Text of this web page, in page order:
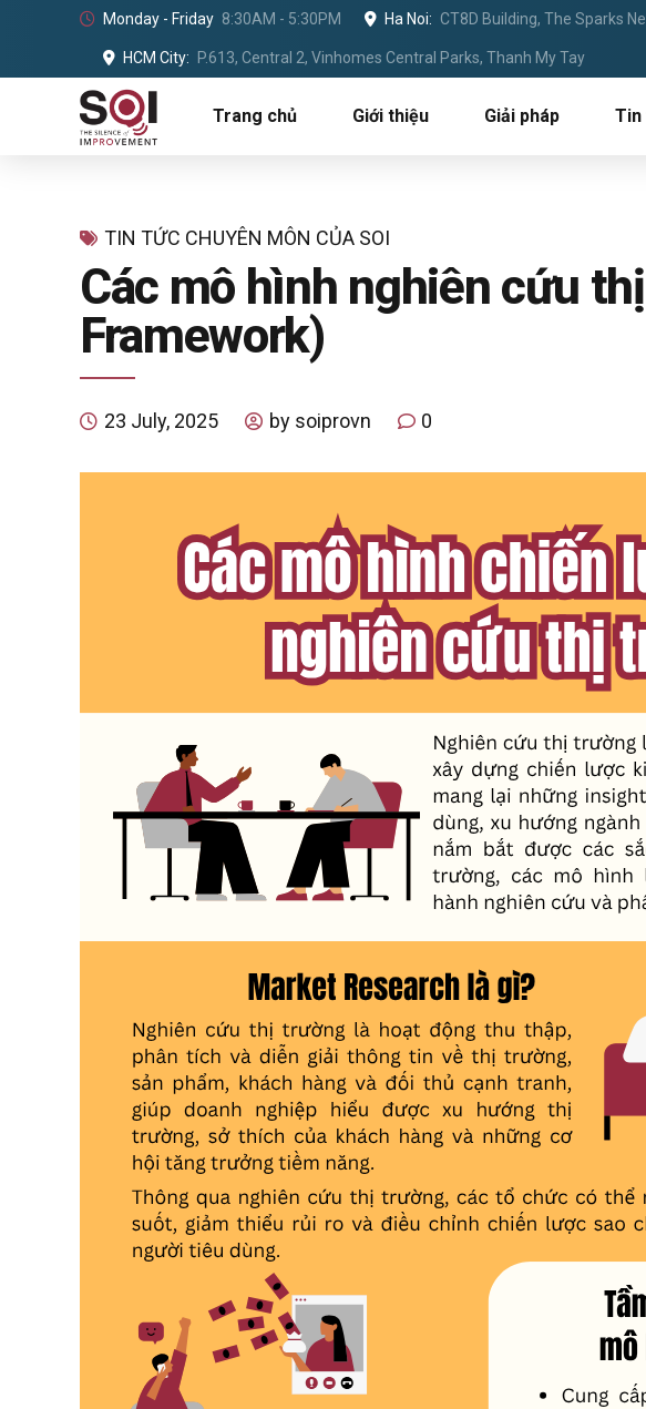
Monday - Friday 8:30AM - 5:30PM Ha Noi: CT8D Building, The Sparks
HCM City: P.613, Central 2, Vinhomes Central Parks, Thanh My Tay
Trang chủ Giới thiệu Giải pháp Tin
TIN TỨC CHUYÊN MÔN CỦA SOI
Các mô hình nghiên cứu
Framework)
23 July, 2025 by soiprovn 0